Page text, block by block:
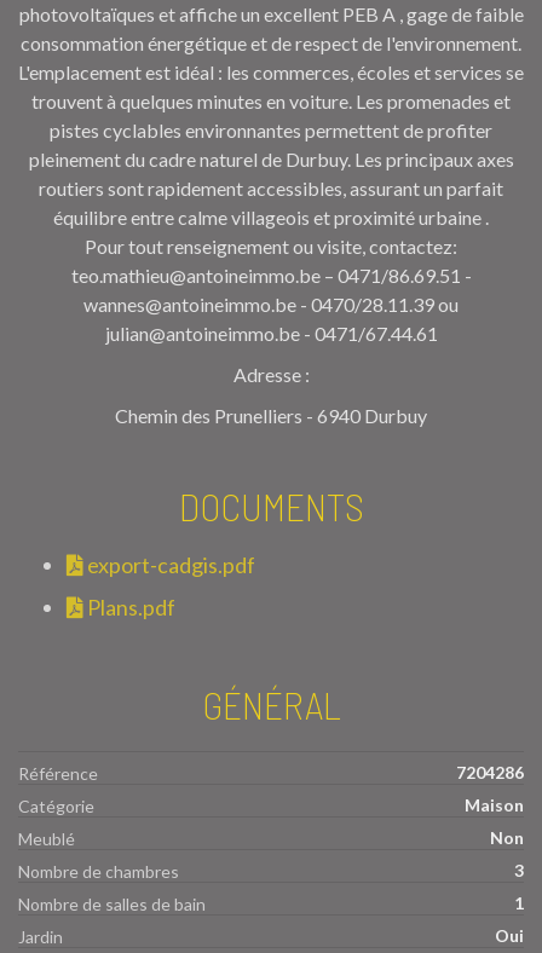
photovoltaïques et affiche un excellent PEB A , gage de faible
consommation énergétique et de respect de l'environnement.
L'emplacement est idéal : les commerces, écoles et services se
trouvent à quelques minutes en voiture. Les promenades et
pistes cyclables environnantes permettent de profiter
pleinement du cadre naturel de Durbuy. Les principaux axes
routiers sont rapidement accessibles, assurant un parfait
équilibre entrecalme villageois et proximité urbaine .
Pour tout renseignement ou visite, contactez:
teo.mathieu@antoineimmo.be – 0471/86.69.51 -
wannes@antoineimmo.be - 0470/28.11.39 ou
julian@antoineimmo.be - 0471/67.44.61
Adresse :
Chemin des Prunelliers - 6940 Durbuy
DOCUMENTS
export-cadgis.pdf
Plans.pdf
GÉNÉRAL
Référence
7204286
Catégorie
Maison
Meublé
Non
Nombre de chambres
3
Nombre de salles de bain
1
Jardin
Oui